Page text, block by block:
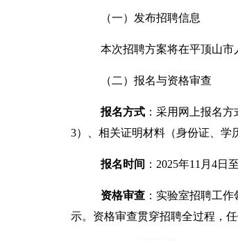
（一）发布招聘信息
本次招聘方案将在平顶山市
（二）报名与资格审查
报名方式 ：采用网上报名
3）、 相关证明材料（身份证、学
报名时间 ： 2025年11 月 4日至
资格审查 ：实验室招聘工
示。资格审查贯穿招聘全过程，